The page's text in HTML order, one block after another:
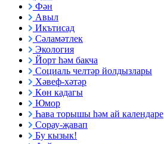
Фән
Авыл
Икътисад
Сәламәтлек
Экология
Йорт һәм бакча
Социаль челтәр йолдызлары
Хәвеф-хәтәр
Көн кадагы
Юмор
Һава торышы һәм ай календаре
Сорау-җавап
Бу кызык!